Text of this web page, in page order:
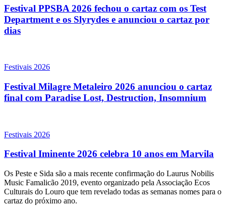
Festival PPSBA 2026 fechou o cartaz com os Test
Department e os Slyrydes e anunciou o cartaz por
dias
Festivais 2026
Festival Milagre Metaleiro 2026 anunciou o cartaz
final com Paradise Lost, Destruction, Insomnium
Festivais 2026
Festival Iminente 2026 celebra 10 anos em Marvila
Os Peste e Sida são a mais recente confirmação do Laurus Nobilis
Music Famalicão 2019, evento organizado pela Associação Ecos
Culturais do Louro que tem revelado todas as semanas nomes para o
cartaz do próximo ano.